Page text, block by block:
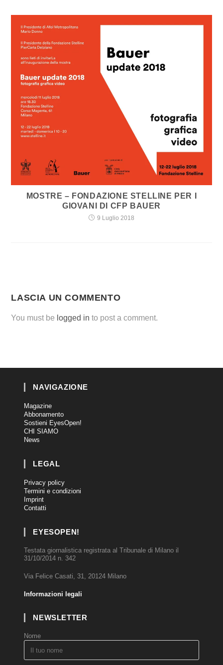
MOSTRE – FONDAZIONE STELLINE PER I
GIOVANI DI CFP BAUER
9 Luglio 2018
LASCIA UN COMMENTO
You must be logged in to post a comment.
NAVIGAZIONE
Magazine
Abbonamento
Sostieni EyesOpen!
CHI SIAMO
News
LEGAL
Privacy policy
Termini e condizioni
Imprint
Contatti
EYESOPEN!
Testata giornalistica registrata al Tribunale di Milano il
31/10/2014 n. 342
Via Felice Casati, 31, 20124 Milano
Informazioni legali
NEWSLETTER
Nome